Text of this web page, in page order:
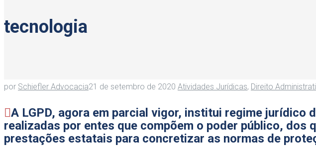
tecnologia
por Schiefler Advocacia21 de setembro de 2020 Atividades Jurídicas, Direito
A LGPD, agora em parcial vigor, institui regime
realizadas por entes que compõem o poder público,
prestações estatais para concretizar as normas de